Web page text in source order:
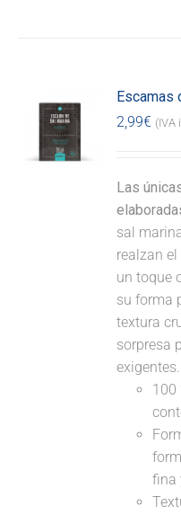
Escamas
2,99€ (IVA
Las
sal
realzan
un toque
su forma
textura
sorpresa
exigentes.
100
fina